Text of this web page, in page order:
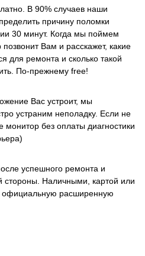
В 90% случаев наши
причину поломки
30 минут. Когда мы поймем
Вам и расскажет, какие
для ремонта и сколько такой
По-прежнему free!
Вас устроит, мы
устраним неполадку. Если не
монитор без оплаты диагностики
успешного ремонта и
стороны. Наличными, картой или
расширенную